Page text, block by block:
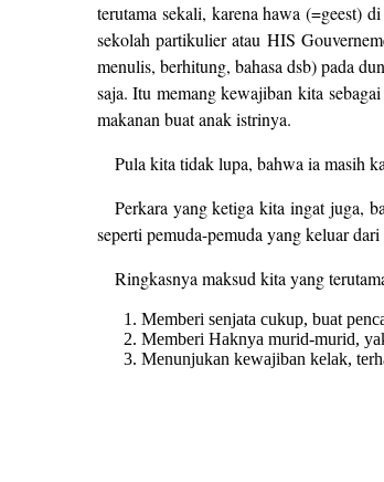
terutama sekali, karena hawa (=geest)
sekolah partikulier atau HIS
menulis, berhitung, bahasa dsb) pada
saja. Itu memang kewajiban kita
makanan buat anak istrinya.
Pula kita tidak lupa, bahwa ia masih
Perkara yang ketiga kita ingat juga,
seperti pemuda-pemuda yang keluar
Ringkasnya maksud kita yang
Memberi senjata cukup, buat
Memberi Haknya murid-murid,
Menunjukan kewajiban kelak,